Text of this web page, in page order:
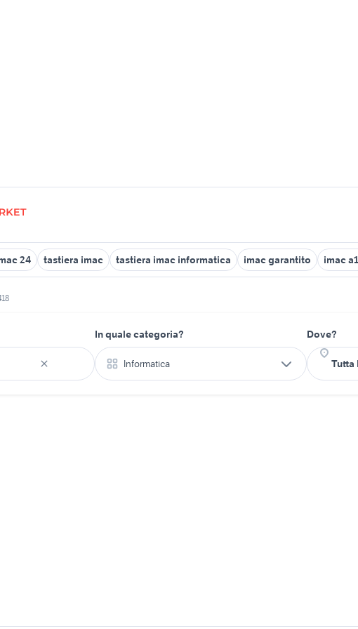
24 tastiera imac tastiera imac informatica imac garantito imac
In quale categoria?
Informatica
Dove?